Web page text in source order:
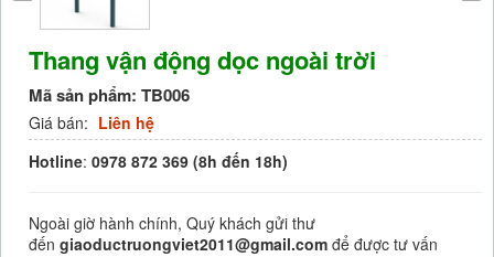
Thang vận động dọc ngoài trời
Mã sản phẩm: TB006
Giá bán: Liên hệ
Hotline: 0978 872 369 (8h đến 18h)
Ngoài giờ hành chính, Quý khách gửi thư
đến giaoductruongviet2011@gmail.com để được tư vấn